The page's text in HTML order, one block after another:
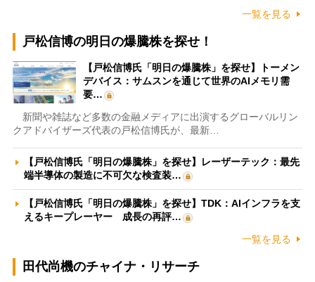
一覧を見る
戸松信博の明日の爆騰株を探せ！
【戸松信博氏「明日の爆騰株」を探せ】トーメン
デバイス：サムスンを通じて世界のAIメモリ需
要…
新聞や雑誌など多数の金融メディアに出演するグローバルリン
クアドバイザーズ代表の戸松信博氏が、最新…
【戸松信博氏「明日の爆騰株」を探せ】レーザーテック：最先
端半導体の製造に不可欠な検査装…
【戸松信博氏「明日の爆騰株」を探せ】TDK：AIインフラを支
えるキープレーヤー 成長の再評…
一覧を見る
田代尚機のチャイナ・リサーチ